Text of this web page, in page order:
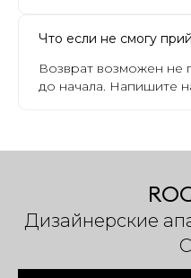
Что если не смогу
Возврат возможен не
до начала. Напишите
Дизайнерские